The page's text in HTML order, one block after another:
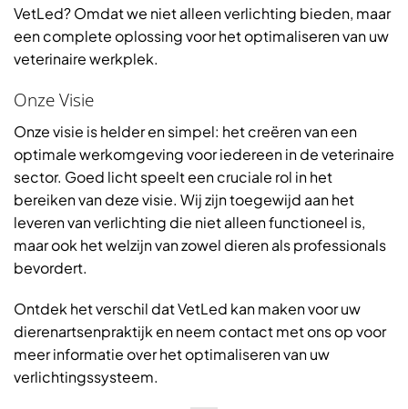
VetLed? Omdat we niet alleen verlichting bieden, maar
een complete oplossing voor het optimaliseren van uw
veterinaire werkplek.
Onze Visie
Onze visie is helder en simpel: het creëren van een
optimale werkomgeving voor iedereen in de veterinaire
sector. Goed licht speelt een cruciale rol in het
bereiken van deze visie. Wij zijn toegewijd aan het
leveren van verlichting die niet alleen functioneel is,
maar ook het welzijn van zowel dieren als professionals
bevordert.
Ontdek het verschil dat VetLed kan maken voor uw
dierenartsenpraktijk en neem contact met ons op voor
meer informatie over het optimaliseren van uw
verlichtingssysteem.